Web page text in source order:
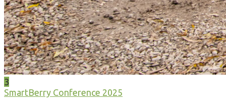
3
SmartBerry Conference 2025